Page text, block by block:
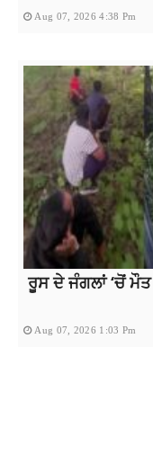
Aug 07, 2026 4:38 Pm
ਰੂਸ ਦੇ ਜੰਗਲਾਂ ‘ਚੋਂ
Aug 07, 2026 1:03 Pm